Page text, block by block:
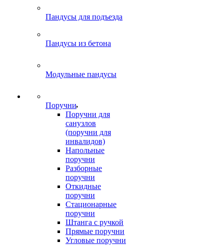
Пандусы для подъезда
Пандусы из бетона
Модульные пандусы
Поручни
Поручни для
санузлов
(поручни для
инвалидов)
Напольные
поручни
Разборные
поручни
Откидные
поручни
Стационарные
поручни
Штанга с ручкой
Прямые поручни
Угловые поручни